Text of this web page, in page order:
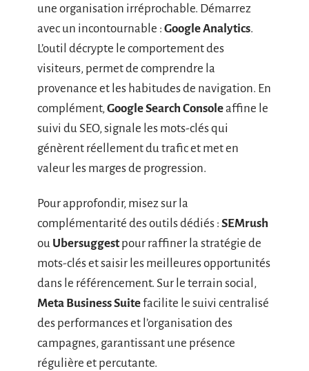
une organisation irréprochable. Démarrez
avec un incontournable : Google Analytics.
L’outil décrypte le comportement des
visiteurs, permet de comprendre la
provenance et les habitudes de navigation. En
complément, Google Search Consoleaffine le
suivi du SEO, signale les mots-clés qui
génèrent réellement du trafic et met en
valeur les marges de progression.
Pour approfondir, misez sur la
complémentarité des outils dédiés : SEMrush
ou Ubersuggestpour raffiner la stratégie de
mots-clés et saisir les meilleures opportunités
dans le référencement. Sur le terrain social,
Meta Business Suitefacilite le suivi centralisé
des performances et l’organisation des
campagnes, garantissant une présence
régulière et percutante.